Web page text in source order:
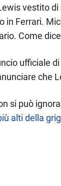
vestito
in Ferrari.
Come
ufficiale
che
si può
alti della